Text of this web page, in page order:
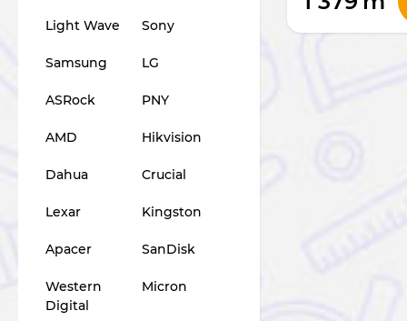
Light Wave Sony
Samsung LG
ASRock PNY
AMD Hikvision
Dahua Crucial
Lexar Kingston
Apacer SanDisk
Western
Digital
Micron